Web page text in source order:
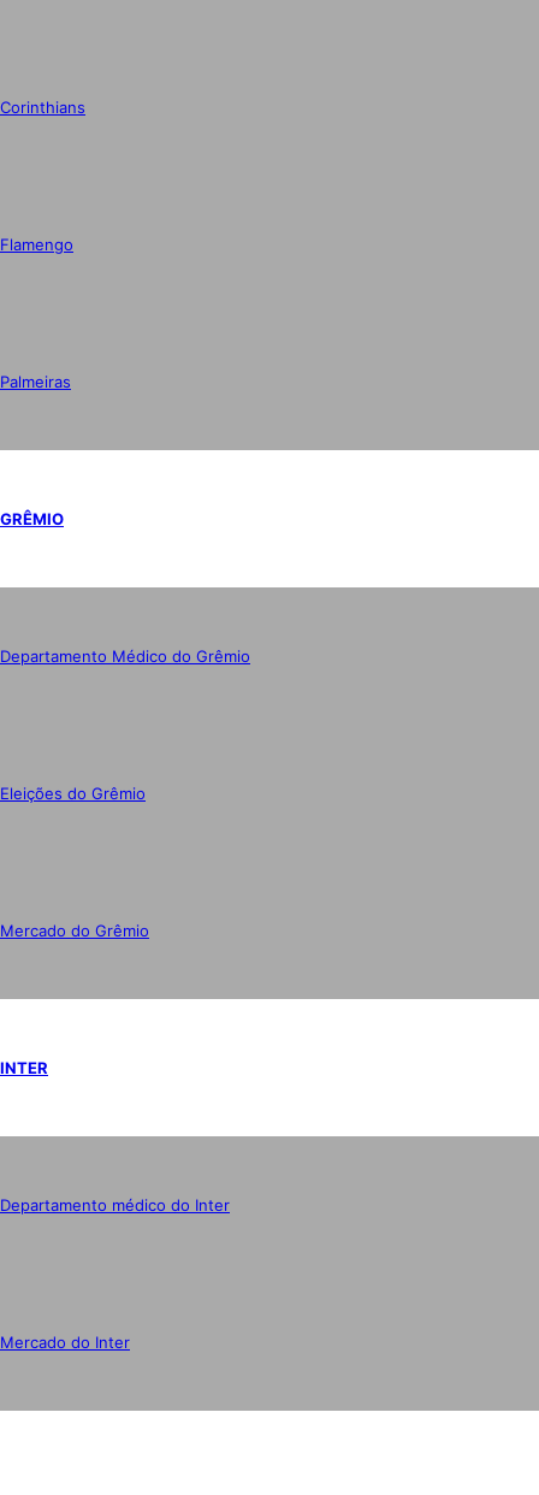
Corinthians
Flamengo
Palmeiras
GRÊMIO
Departamento Médico do Grêmio
Eleições do Grêmio
Mercado do Grêmio
INTER
Departamento médico do Inter
Mercado do Inter